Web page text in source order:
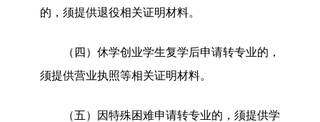
的，须提供退役相关证明材料。
（四）休学创业学生复学后申请转专业的，
须提供营业执照等相关证明材料。
（五）因特殊困难申请转专业的，须提供学